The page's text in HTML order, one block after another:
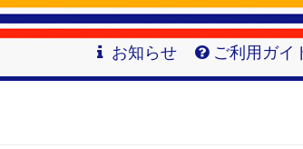
お知らせ ご利用ガイ